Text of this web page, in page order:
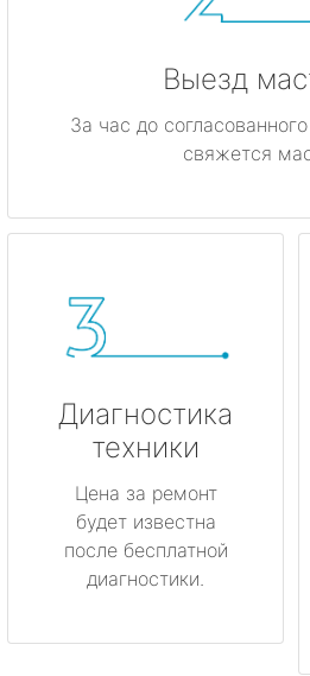
Выезд
За час до
свяжется
Диагностика
техники
Цена за ремонт
будет известна
после бесплатной
диагностики.